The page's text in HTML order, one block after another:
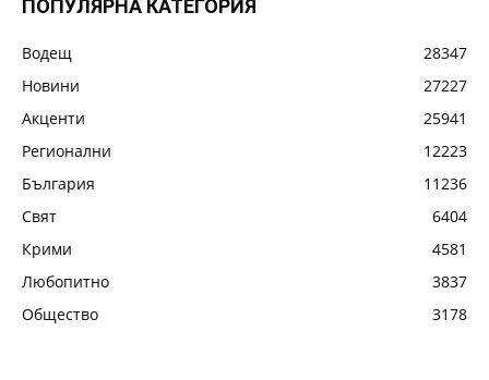
ПОПУЛЯРНА КАТЕГОРИЯ
Водещ
28347
Новини
27227
Акценти
25941
Регионални
12223
България
11236
Свят
6404
Крими
4581
Любопитно
3837
Общество
3178